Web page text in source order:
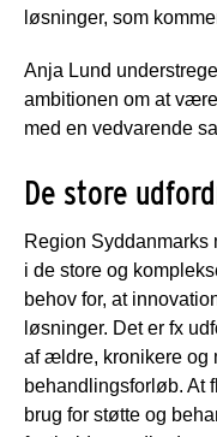
løsninger, som
Anja Lund
ambitionen om at
med en vedvarende
De store
Region
i de store og
behov for, at
løsninger. Det er fx
af ældre, kronikere og
behandlingsforløb. At
brug for støtte og